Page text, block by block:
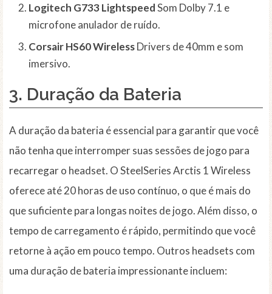
Logitech G733 LightspeedSom Dolby 7.1 e
microfone anulador de ruído.
Corsair HS60 WirelessDrivers de 40mm e som
imersivo.
3. Duração da Bateria
A duração da bateria é essencial para garantir que você
não tenha que interromper suas sessões de jogo para
recarregar o headset. O SteelSeries Arctis 1 Wireless
oferece até 20 horas de uso contínuo, o que é mais do
que suficiente para longas noites de jogo. Além disso, o
tempo de carregamento é rápido, permitindo que você
retorne à ação em pouco tempo. Outros headsets com
uma duração de bateria impressionante incluem: